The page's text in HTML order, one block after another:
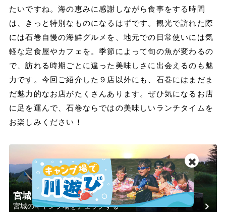
たいですね。海の恵みに感謝しながら食事をする時間
は、きっと特別なものになるはずです。観光で訪れた際
には石巻自慢の海鮮グルメを、地元での日常使いには気
軽な定食屋やカフェを。季節によって旬の魚が変わるの
で、訪れる時期ごとに違った美味しさに出会えるのも魅
力です。今回ご紹介した９店以外にも、石巻にはまだま
だ魅力的なお店がたくさんあります。ぜひ気になるお店
に足を運んで、石巻ならではの美味しいランチタイムを
お楽しみください！
宮城
宮城のキャンプ場をチェックする
✖️